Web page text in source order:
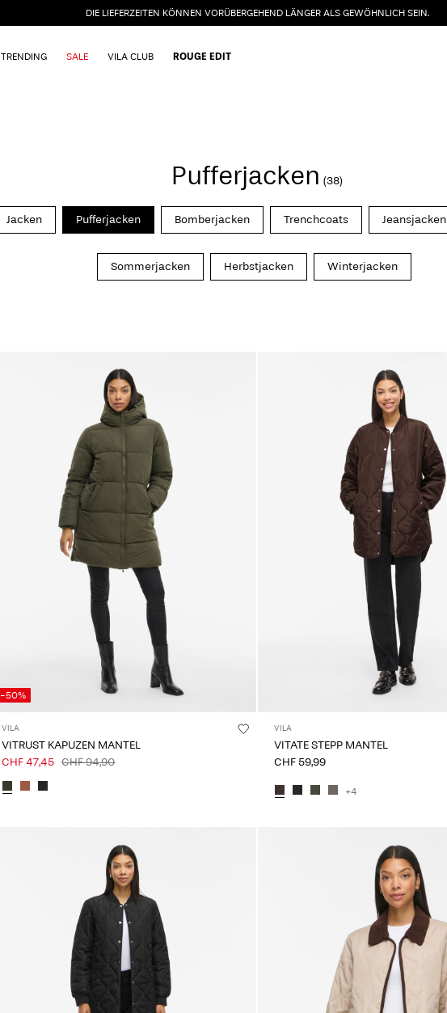
DIE LIEFERZEITEN KÖNNEN VORÜBERGEHEND LÄNGER ALS GEWÖHNLICH SEIN.
TRENDING SALE VILA CLUB ROUGE EDIT
Pufferjacken (38)
Jacken Pufferjacken Bomberjacken Trenchcoats Jeansjacken
Sommerjacken Herbstjacken Winterjacken
-50%
VILA
VITRUST KAPUZEN MANTEL
CHF 47,45 CHF 94,90
VILA
VITATE STEPP MANTEL
CHF 59,99
+4